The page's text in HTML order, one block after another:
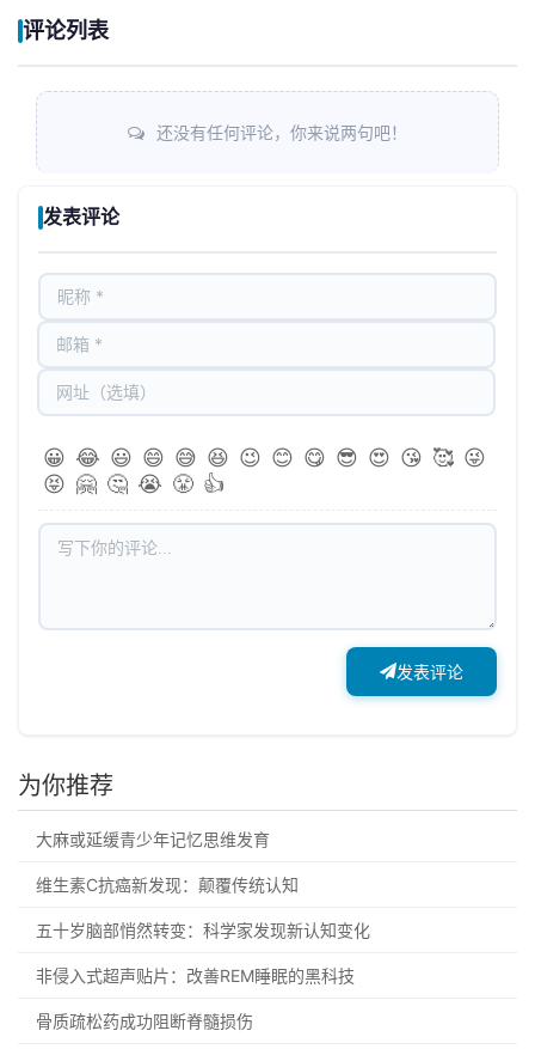
评论列表
还没有任何评论，你来说两句吧！
发表评论
😀 😂 😃 😄 😅 😆 😉 😊 😋 😎 😍 😘 🥰 😜
😝 🤗 🤔 😭 😤 👍
发表评论
为你推荐
大麻或延缓青少年记忆思维发育
维生素C抗癌新发现：颠覆传统认知
五十岁脑部悄然转变：科学家发现新认知变化
非侵入式超声贴片：改善REM睡眠的黑科技
骨质疏松药成功阻断脊髓损伤